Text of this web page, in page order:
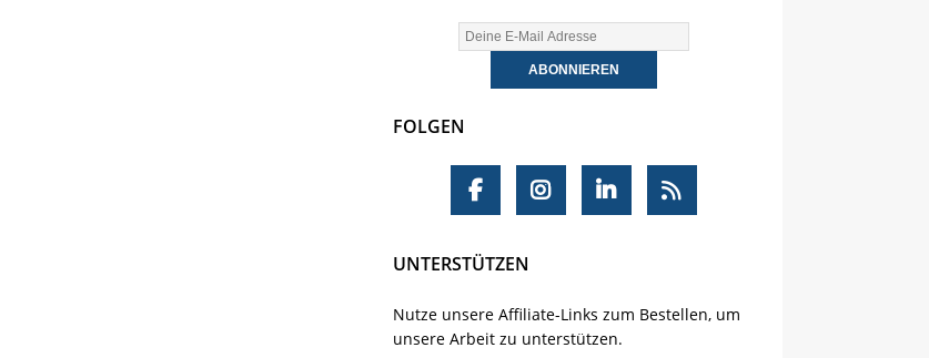
FOLGEN
UNTERSTÜTZEN
Nutze unsere Affiliate-Links zum Bestellen, um
unsere Arbeit zu unterstützen.